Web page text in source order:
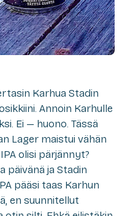
Karhua Stadin
Annoin Karhulle
Ei — huono. Tässä
Lager maistui vähän
olisi pärjännyt?
päivänä ja Stadin
pääsi taas Karhun
en suunnitellut